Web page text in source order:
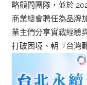
略顧問團隊，並於
商業總會聘任為品牌
業主們分享實戰經驗
打破困境、朝『台灣